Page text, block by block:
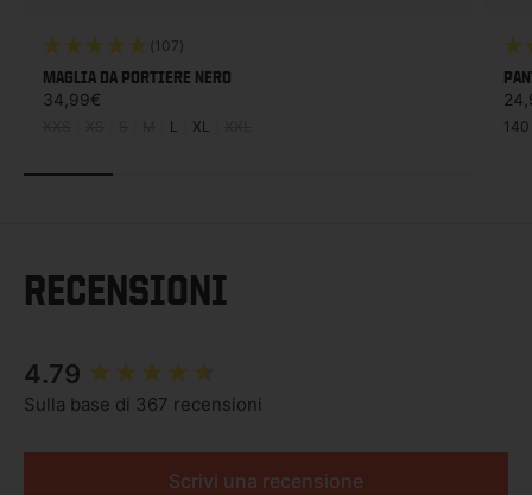
(107)
MAGLIA DA PORTIERE NERO
Prezzo di listino
34,99€
L XL 140
RECENSIONI
4.79
Sulla base di 367 recensioni
Scrivi una recensione
New content loaded